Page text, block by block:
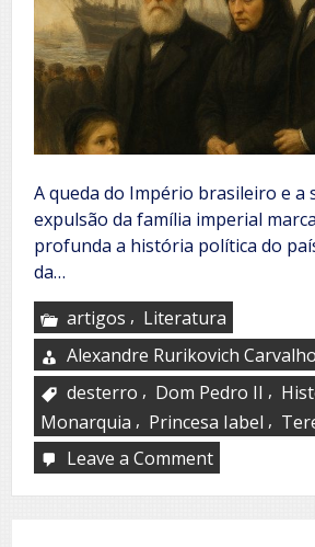
A queda do Império brasileiro e a
expulsão da família imperial
profunda a história política do
da…
artigos , Literatura
Alexandre Rurikovich Carvalho
desterro , Dom Pedro II ,
Monarquia , Princesa Iabel ,
Leave a Commenton
Família